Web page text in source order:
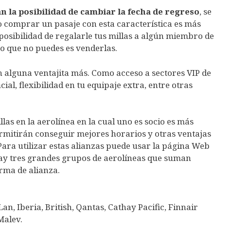
la posibilidad de cambiar la fecha de regreso, se
un pasaje con esta característica es más
de regalarle tus millas a algún miembro de
no puedes es venderlas.
ventajita más. Como acceso a sectores VIP de
flexibilidad en tu equipaje extra, entre otras
en la aerolínea en la cual uno es socio es más
conseguir mejores horarios y otras ventajas
utilizar estas alianzas puede usar la página Web
tres grandes grupos de aerolíneas que suman
de alianza.
Iberia, British, Qantas, Cathay Pacific, Finnair